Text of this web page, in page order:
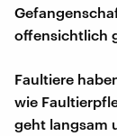
offensichtlich
Faultiere
wie
geht langsam